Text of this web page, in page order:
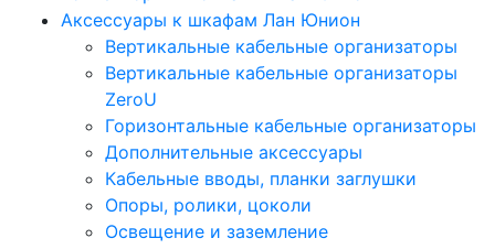
Аксессуары к шкафам Лан Юнион
Вертикальные кабельные организаторы
Вертикальные кабельные организаторы
ZeroU
Горизонтальные кабельные организаторы
Дополнительные аксессуары
Кабельные вводы, планки заглушки
Опоры, ролики, цоколи
Освещение и заземление